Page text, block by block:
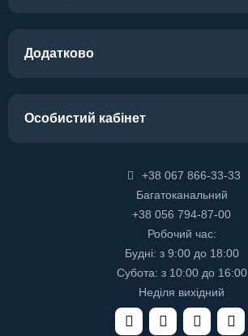
Додатково
Особистий кабінет
+38 067 866-33-33
Багатоканальний
+38 056 794-87-00
Робочий час:
Будні: з 9:00 до 18:00
Субота: з 10:00 до 16:00
Неділя вихідний